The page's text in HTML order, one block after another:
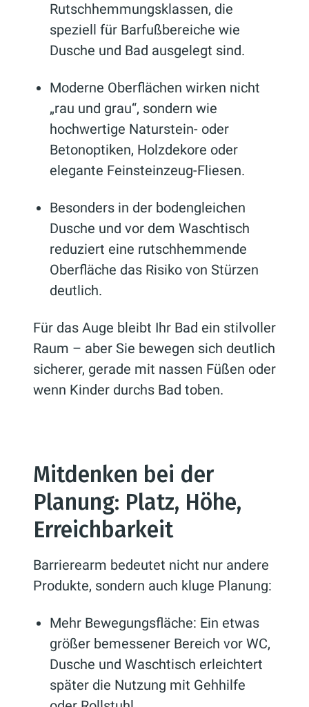
Rutschhemmungsklassen, die
speziell für Barfußbereiche wie
Dusche und Bad ausgelegt sind.
Moderne Oberflächen wirken nicht
„rau und grau“, sondern wie
hochwertige Naturstein- oder
Betonoptiken, Holzdekore oder
elegante Feinsteinzeug-Fliesen.
Besonders in der bodengleichen
Dusche und vor dem Waschtisch
reduziert eine rutschhemmende
Oberfläche das Risiko von Stürzen
deutlich.
Für das Auge bleibt Ihr Bad ein stilvoller
Raum – aber Sie bewegen sich deutlich
sicherer, gerade mit nassen Füßen oder
wenn Kinder durchs Bad toben.
Mitdenken bei der
Planung: Platz, Höhe,
Erreichbarkeit
Barrierearm bedeutet nicht nur andere
Produkte, sondern auch kluge Planung:
Mehr Bewegungsfläche: Ein etwas
größer bemessener Bereich vor WC,
Dusche und Waschtisch erleichtert
später die Nutzung mit Gehhilfe